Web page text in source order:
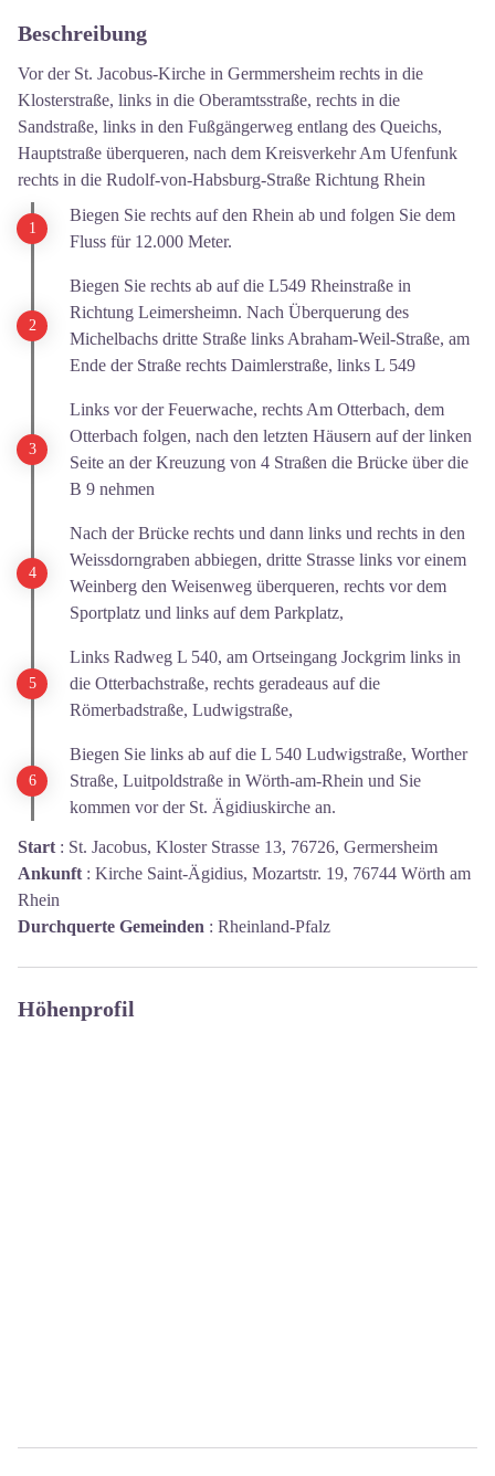
Beschreibung
Vor der St. Jacobus-Kirche in Germmersheim rechts in die
Klosterstraße, links in die Oberamtsstraße, rechts in die
Sandstraße, links in den Fußgängerweg entlang des Queichs,
Hauptstraße überqueren, nach dem Kreisverkehr Am Ufenfunk
rechts in die Rudolf-von-Habsburg-Straße Richtung Rhein
Biegen Sie rechts auf den Rhein ab und folgen Sie dem
Fluss für 12.000 Meter.
Biegen Sie rechts ab auf die L549 Rheinstraße in
Richtung Leimersheimn. Nach Überquerung des
Michelbachs dritte Straße links Abraham-Weil-Straße, am
Ende der Straße rechts Daimlerstraße, links L 549
Links vor der Feuerwache, rechts Am Otterbach, dem
Otterbach folgen, nach den letzten Häusern auf der linken
Seite an der Kreuzung von 4 Straßen die Brücke über die
B 9 nehmen
Nach der Brücke rechts und dann links und rechts in den
Weissdorngraben abbiegen, dritte Strasse links vor einem
Weinberg den Weisenweg überqueren, rechts vor dem
Sportplatz und links auf dem Parkplatz,
Links Radweg L 540, am Ortseingang Jockgrim links in
die Otterbachstraße, rechts geradeaus auf die
Römerbadstraße, Ludwigstraße,
Biegen Sie links ab auf die L 540 Ludwigstraße, Worther
Straße, Luitpoldstraße in Wörth-am-Rhein und Sie
kommen vor der St. Ägidiuskirche an.
Start : St. Jacobus, Kloster Strasse 13, 76726, Germersheim
Ankunft : Kirche Saint-Ägidius, Mozartstr. 19, 76744 Wörth am
Rhein
Durchquerte Gemeinden : Rheinland-Pfalz
Höhenprofil